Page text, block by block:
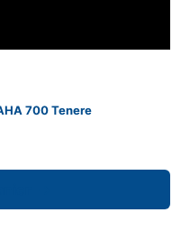
700 Tenere